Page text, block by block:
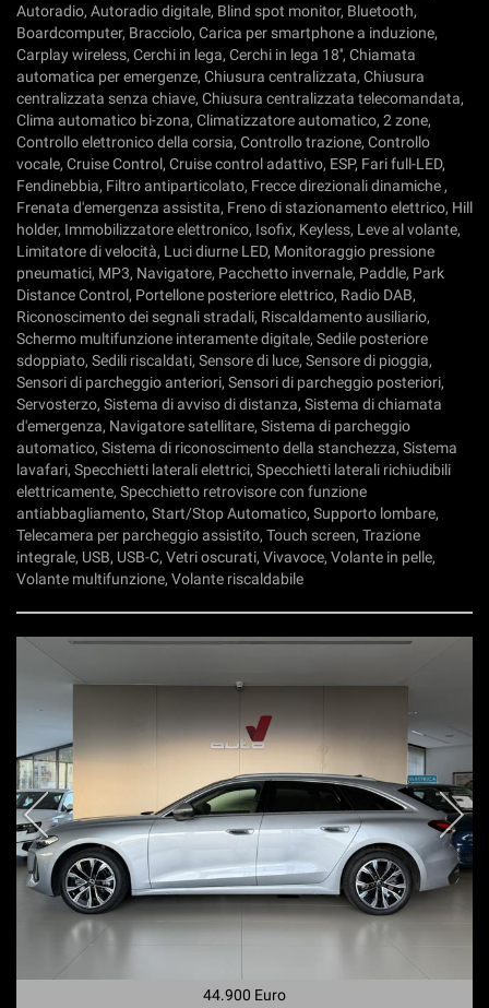
Autoradio, Autoradio digitale, Blind spot monitor, Bluetooth,
Boardcomputer, Bracciolo, Carica per smartphone a induzione,
Carplay wireless, Cerchi in lega, Cerchi in lega 18'', Chiamata
automatica per emergenze, Chiusura centralizzata, Chiusura
centralizzata senza chiave, Chiusura centralizzata telecomandata,
Clima automatico bi-zona, Climatizzatore automatico, 2 zone,
Controllo elettronico della corsia, Controllo trazione, Controllo
vocale, Cruise Control, Cruise control adattivo, ESP, Fari full-LED,
Fendinebbia, Filtro antiparticolato, Frecce direzionali dinamiche ,
Frenata d'emergenza assistita, Freno di stazionamento elettrico, Hill
holder, Immobilizzatore elettronico, Isofix, Keyless, Leve al volante,
Limitatore di velocità, Luci diurne LED, Monitoraggio pressione
pneumatici, MP3, Navigatore, Pacchetto invernale, Paddle, Park
Distance Control, Portellone posteriore elettrico, Radio DAB,
Riconoscimento dei segnali stradali, Riscaldamento ausiliario,
Schermo multifunzione interamente digitale, Sedile posteriore
sdoppiato, Sedili riscaldati, Sensore di luce, Sensore di pioggia,
Sensori di parcheggio anteriori, Sensori di parcheggio posteriori,
Servosterzo, Sistema di avviso di distanza, Sistema di chiamata
d'emergenza, Navigatore satellitare, Sistema di parcheggio
automatico, Sistema di riconoscimento della stanchezza, Sistema
lavafari, Specchietti laterali elettrici, Specchietti laterali richiudibili
elettricamente, Specchietto retrovisore con funzione
antiabbagliamento, Start/Stop Automatico, Supporto lombare,
Telecamera per parcheggio assistito, Touch screen, Trazione
integrale, USB, USB-C, Vetri oscurati, Vivavoce, Volante in pelle,
Volante multifunzione, Volante riscaldabile
44.900 Euro